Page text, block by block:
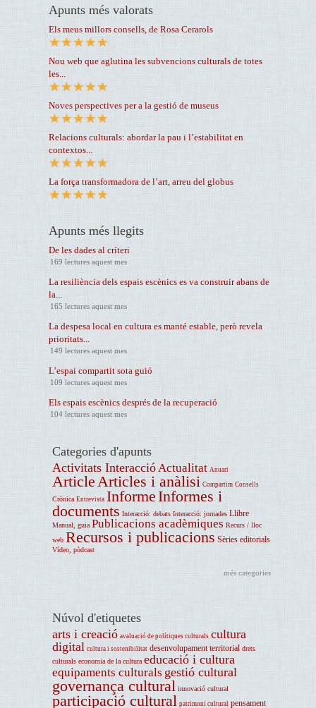
Apunts més valorats
Els meus millors consells, de Rosa Cerarols
Nou web que aglutina les subvencions culturals de totes
les...
Noves perspectives per a la gestió de museus
Relacions culturals: abordar la pau i l’estabilitat en
contextos...
La força transformadora de l’art, arreu del globus
Apunts més llegits
De les dades al críteri
169 lectures aquest mes
La resiliència dels espais escènics es va construir abans de
la...
165 lectures aquest mes
La despesa local en cultura es manté estable, però revela
prioritats...
149 lectures aquest mes
L’espai compartit sota guió
109 lectures aquest mes
Els espais escènics després de la recuperació
104 lectures aquest mes
Categories d'apunts
Activitats Interacció Actualitat Anuari
Article Articles i anàlisi Compartim Consells
Crònica Entrevista InformeInformes i
documents Interacció: debats Interacció: jornades Llibre
Manual, guia Publicacions acadèmiques Recurs / lloc
web Recursos i publicacions Sèries editorials
Vídeo, pòdcast
més categories
Núvol d'etiquetes
arts i creació avaluació de polítiques culturals cultura
digital cultura i sostenibilitat desenvolupament territorial drets
culturals economia de la cultura educació i cultura
equipaments culturals gestió cultural
governança cultural innovació cultural
participació cultural patrimoni cultural pensament